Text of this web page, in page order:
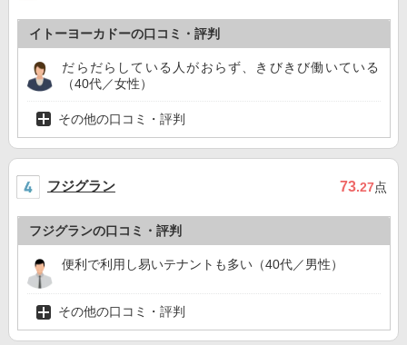
イトーヨーカドーの口コミ・評判
だらだらしている人がおらず、きびきび働いている
（40代／女性）
その他の口コミ・評判
フジグラン 73.27点
フジグランの口コミ・評判
便利で利用し易いテナントも多い（40代／男性）
その他の口コミ・評判